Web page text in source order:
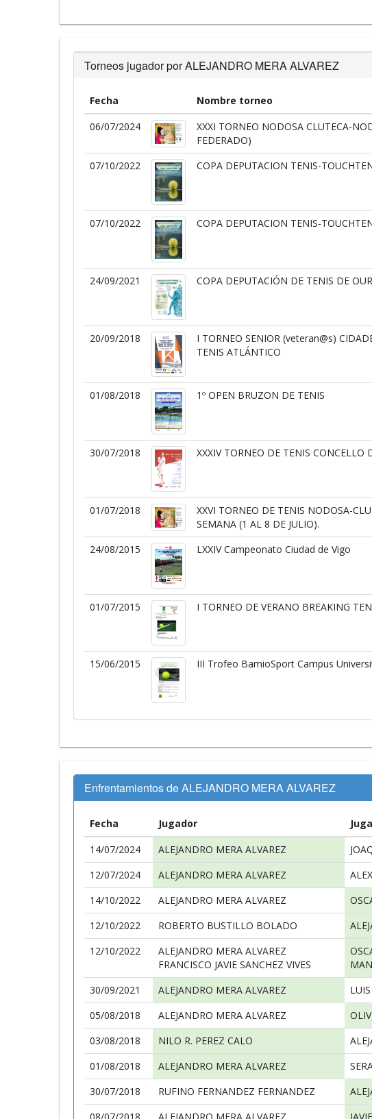
Torneos jugador por ALEJANDRO MERA ALVAREZ
Fecha Nombre torneo
06/07/2024
XXXI TORNEO NODOSA CLUTECA-
FEDERADO)
07/10/2022
COPA DEPUTACION TENIS-
07/10/2022 COPA DEPUTACION TENIS-
24/09/2021 COPA DEPUTACIÓN DE TENIS DE
20/09/2018
I TORNEO SENIOR (veteran@s)
TENIS ATLÁNTICO
01/08/2018 1º OPEN BRUZON DE TENIS
30/07/2018 XXXIV TORNEO DE TENIS CONCELLO
01/07/2018
XXVI TORNEO DE TENIS NODOSA-
SEMANA (1 AL 8 DE JULIO).
24/08/2015
LXXIV Campeonato Ciudad de Vigo
01/07/2015 I TORNEO DE VERANO BREAKING
15/06/2015 III Trofeo BamioSport Campus
Enfrentamientos de ALEJANDRO MERA ALVAREZ
Fecha Jugador
14/07/2024
ALEJANDRO MERA ALVAREZ
12/07/2024
ALEJANDRO MERA ALVAREZ
14/10/2022
ALEJANDRO MERA ALVAREZ
12/10/2022
ROBERTO BUSTILLO BOLADO
12/10/2022
ALEJANDRO MERA ALVAREZ
FRANCISCO JAVIE SANCHEZ VIVES
30/09/2021 ALEJANDRO MERA ALVAREZ
05/08/2018
ALEJANDRO MERA ALVAREZ
03/08/2018
NILO R. PEREZ CALO
01/08/2018
ALEJANDRO MERA ALVAREZ
30/07/2018
RUFINO FERNANDEZ FERNANDEZ